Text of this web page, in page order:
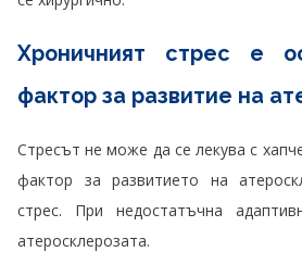
Хроничният стрес е
фактор за развитие на
Стресът не може да се лекува с
фактор за развитието на
стрес. При недостатъчна
атеросклерозата.